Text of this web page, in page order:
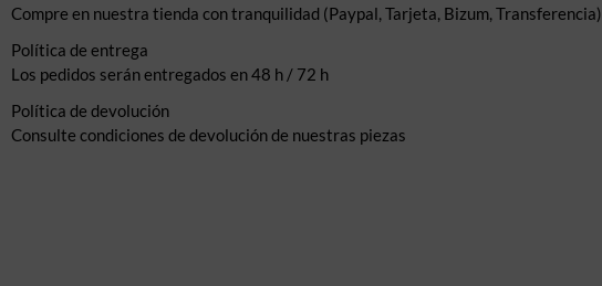
Compre en nuestra tienda con tranquilidad (Paypal, Tarjeta, Bizum, Transferencia)
Política de entrega
Los pedidos serán entregados en 48 h / 72 h
Política de devolución
Consulte condiciones de devolución de nuestras piezas